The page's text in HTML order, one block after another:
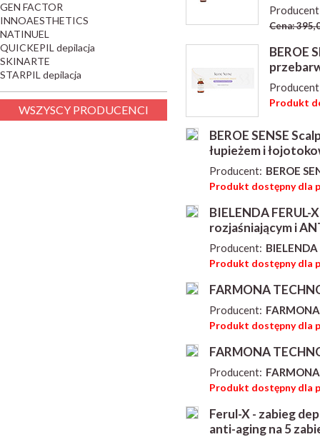
GEN FACTOR
INNOAESTHETICS
NATINUEL
QUICKEPIL depilacja
SKINARTE
STARPIL depilacja
WSZYSCY PRODUCENCI
Cena:
BEROE
Produkt
BEROE SENSE
łupieżem i
Producent: BEROE
Produkt dostępny dla
BIELENDA
rozjaśniającym i
Producent:
Produkt dostępny dla
FARMONA
Producent: FARMONA
Produkt dostępny dla
FARMONA
Producent: FARMONA
Produkt dostępny dla
Ferul-X - zabieg
anti-aging na 5